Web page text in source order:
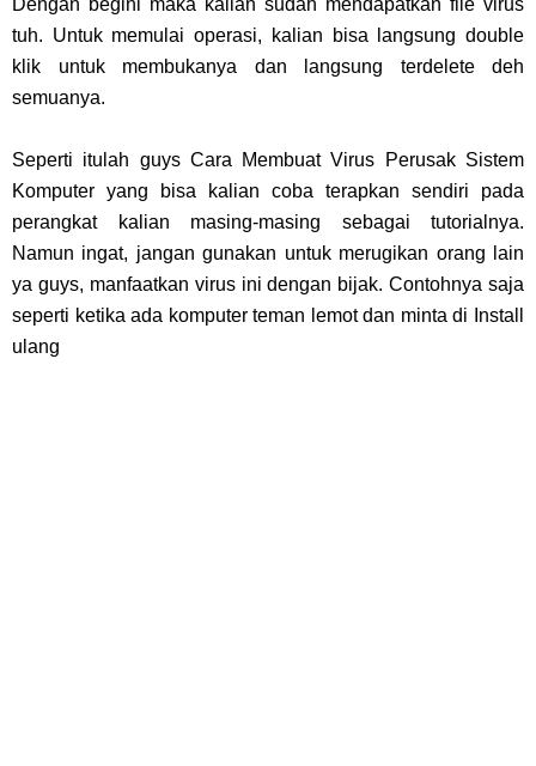
Dengan begini maka kalian sudah mendapatkan file virus
tuh. Untuk memulai operasi, kalian bisa langsung double
klik untuk membukanya dan langsung terdelete deh
semuanya.
Seperti itulah guys Cara Membuat Virus Perusak Sistem
Komputer yang bisa kalian coba terapkan sendiri pada
perangkat kalian masing-masing sebagai tutorialnya.
Namun ingat, jangan gunakan untuk merugikan orang lain
ya guys, manfaatkan virus ini dengan bijak. Contohnya saja
seperti ketika ada komputer teman lemot dan minta di Install
ulang